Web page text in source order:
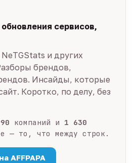
сервисов,
и других
брендов,
Инсайды, которые
Коротко, по делу, без
компаний и 1 630
— то, что между строк.
AFFPAPA